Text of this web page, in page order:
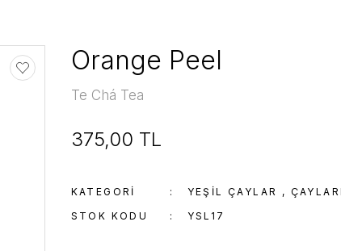
Orange Peel
Te Chá Tea
375,00 TL
KATEGORI YEŞIL ÇAYLAR ,
STOK KODU
YSL17